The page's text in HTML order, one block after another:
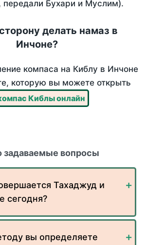
передали Бухари и Муслим).
делать намаз в
Инчоне?
компаса на Киблу в Инчоне
которую вы можете открыть
Киблы онлайн
задаваемые вопросы
Тахаджуд и
сегодня?
вы определяете